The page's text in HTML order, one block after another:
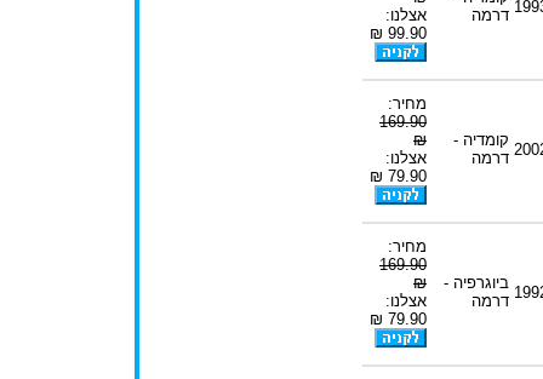
דרמה
אצלנו:
99.90 ₪
קומדיה -
דרמה
מחיר:
169.90
₪
אצלנו:
79.90 ₪
ביוגרפיה -
דרמה
מחיר:
169.90
₪
אצלנו:
79.90 ₪